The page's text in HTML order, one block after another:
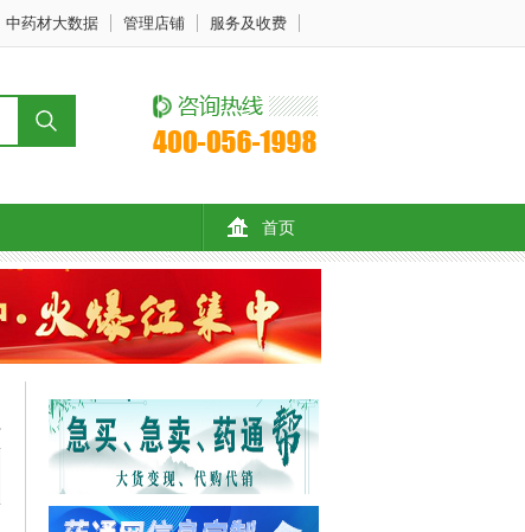
中药材大数据 管理店铺 服务及收费
首页